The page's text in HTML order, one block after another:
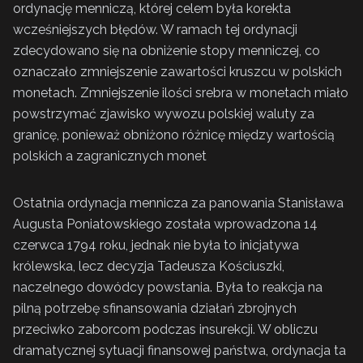
ordynację menniczą, której celem była korekta
wcześniejszych błędów. W ramach tej ordynacji
zdecydowano się na obniżenie stopy menniczej, co
oznaczało zmniejszenie zawartości kruszcu w polskich
monetach. Zmniejszenie ilości srebra w monetach miało
powstrzymać zjawisko wywozu polskiej waluty za
granicę, ponieważ obniżono różnicę między wartością
polskich a zagranicznych monet
Ostatnia ordynacja mennicza za panowania Stanisława
Augusta Poniatowskiego została wprowadzona 14
czerwca 1794 roku, jednak nie była to inicjatywa
królewska, lecz decyzja Tadeusza Kościuszki,
naczelnego dowódcy powstania. Była to reakcja na
pilną potrzebę sfinansowania działań zbrojnych
przeciwko zaborcom podczas insurekcji. W obliczu
dramatycznej sytuacji finansowej państwa, ordynacja ta